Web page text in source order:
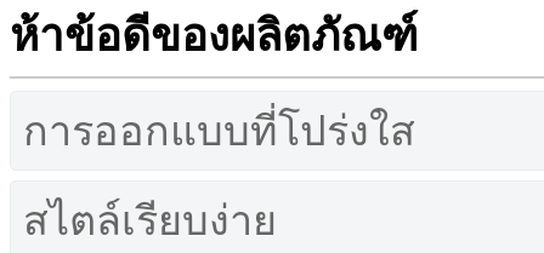
ห้าข้อดีของผลิตภัณฑ์
การออกแบบที่โปร่งใส
สไตล์เรียบง่าย